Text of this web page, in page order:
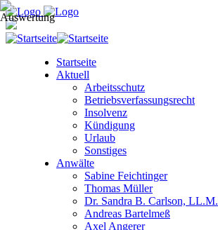
Startseite
Aktuell
Arbeitsschutz
Betriebsverfassungsrecht
Insolvenz
Kündigung
Urlaub
Sonstiges
Anwälte
Sabine Feichtinger
Thomas Müller
Dr. Sandra B. Carlson, LL.M.
Andreas Bartelmeß
Axel Angerer